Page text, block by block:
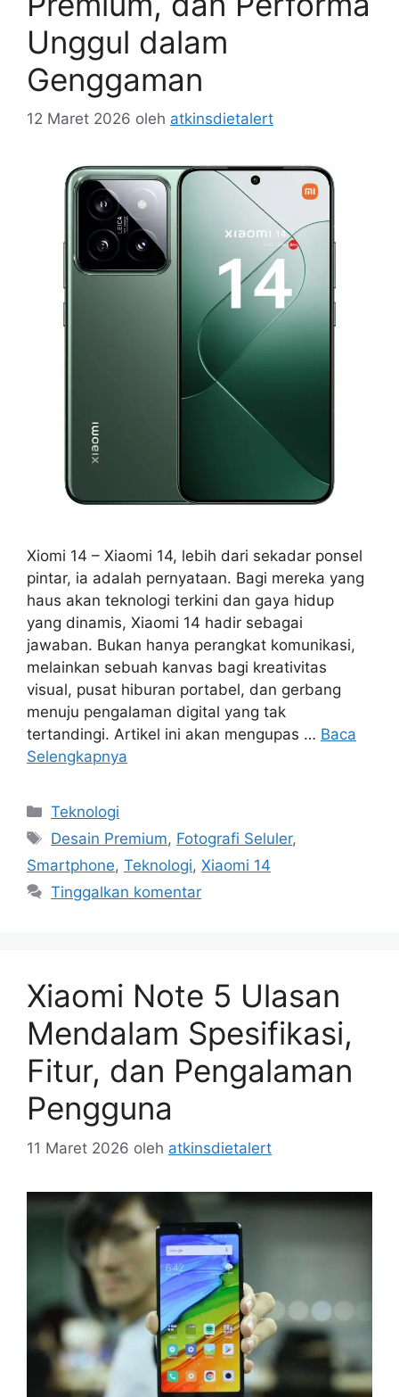
Unggul dalam
Genggaman
12 Maret 2026 oleh atkinsdietalert
Xiomi 14 – Xiaomi 14, lebih dari sekadar ponsel
pintar, ia adalah pernyataan. Bagi mereka yang
haus akan teknologi terkini dan gaya hidup
yang dinamis, Xiaomi 14 hadir sebagai
jawaban. Bukan hanya perangkat komunikasi,
melainkan sebuah kanvas bagi kreativitas
visual, pusat hiburan portabel, dan gerbang
menuju pengalaman digital yang tak
tertandingi. Artikel ini akan mengupas … Baca
Selengkapnya
Kategori
Teknologi
Tag
Desain Premium, Fotografi Seluler,
Smartphone, Teknologi, Xiaomi 14
Tinggalkan komentar
Xiaomi Note 5 Ulasan
Mendalam Spesifikasi,
Fitur, dan Pengalaman
Pengguna
11 Maret 2026 oleh atkinsdietalert